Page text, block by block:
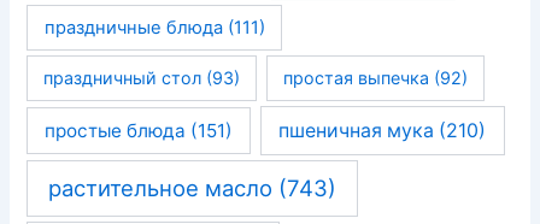
праздничные блюда(111)
праздничный стол (93) простая выпечка (92)
простые блюда (151) пшеничная мука (210)
растительное масло (743)